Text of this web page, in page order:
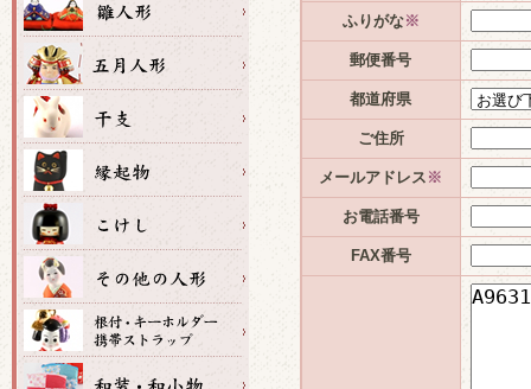
ふりがな※
郵便番号
都道府県
ご住所
メールアドレス ※
お電話番号
FAX番号